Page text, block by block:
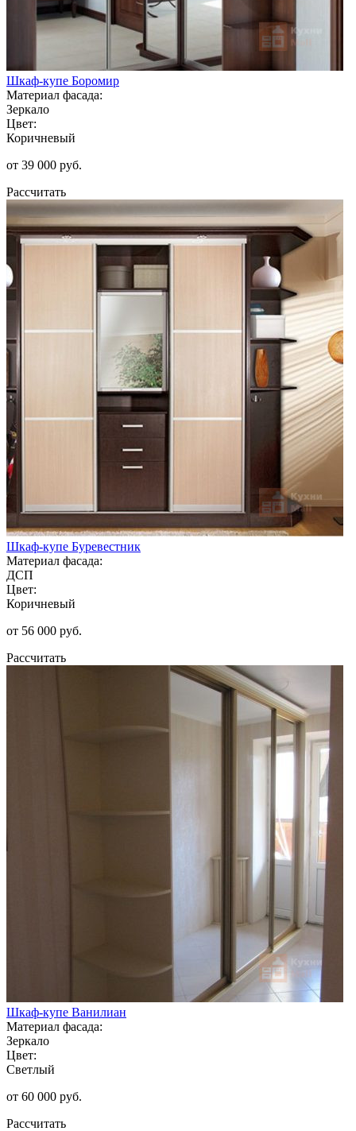
Шкаф-купе Боромир
Материал фасада:
Зеркало
Цвет:
Коричневый
от 39 000 руб.
Рассчитать
Шкаф-купе Буревестник
Материал фасада:
ДСП
Цвет:
Коричневый
от 56 000 руб.
Рассчитать
Шкаф-купе Ванилиан
Материал фасада:
Зеркало
Цвет:
Светлый
от 60 000 руб.
Рассчитать